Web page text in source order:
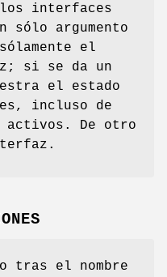
interfaces
sólo argumento
el
si se da un
el estado
incluso de
activos. De otro
tras el nombre